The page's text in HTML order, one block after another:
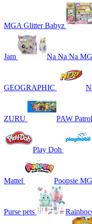
MGA Glitter Babyz
Jam Na Na Na
GEOGRAPHIC
ZURU PAW Patrol
Play Doh
Mattel Poopsie
Purse pets